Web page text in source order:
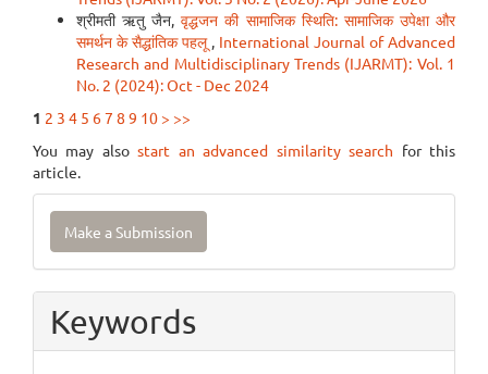
श्रीमती ऋतु जैन,वृद्धजन की सामाजिक स्थिति: सामाजिक उपेक्षा और
समर्थन के सैद्धांतिक पहलू , International Journal of Advanced
Research and Multidisciplinary Trends (IJARMT): Vol. 1
No. 2 (2024): Oct - Dec 2024
1 2 3 4 5 67 8 9 10 > >>
You may alsostart an advanced similarity search for this
article.
Make
Submission
Make a Submission
Keywords